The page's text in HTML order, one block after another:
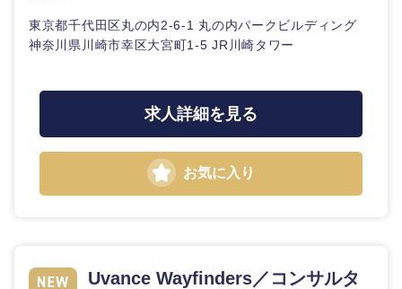
東海地方
岐阜県 静岡県
東京都千代田区丸の内2-6-1 丸の内パークビルディング
神奈川県川崎市幸区大宮町1-5 JR川崎タワー
求人詳細を見る
お気に入り
Uvance Wayfinders／コンサルタ